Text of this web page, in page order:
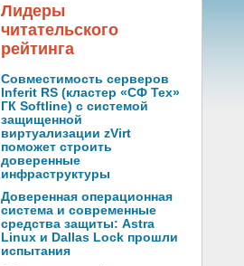
Лидеры
читательского
рейтинга
Совместимость серверов
Inferit RS (кластер «СФ Тех»
ГК Softline) с системой
защищенной
виртуализации zVirt
поможет строить
доверенные
инфраструктуры
Доверенная операционная
система и современные
средства защиты: Astra
Linux и Dallas Lock прошли
испытания